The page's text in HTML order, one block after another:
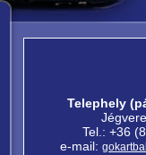
Telephely
Tel.: +36
e-mail: